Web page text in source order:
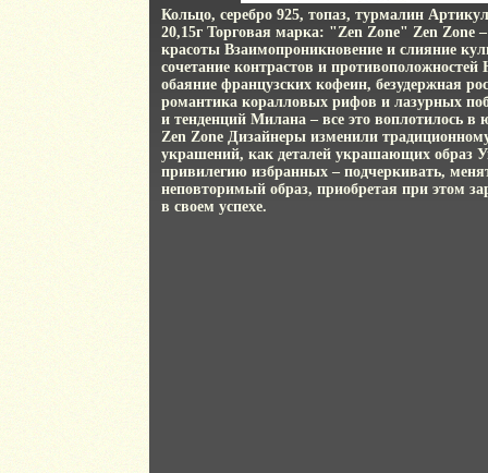
Кольцо, серебро 925, топаз, турмалин
20,15г Торговая марка: "Zen Zone" Zen Zone
красоты Взаимопроникновение и слияние
сочетание контрастов и противоположностей
обаяние французских кофеин, безудержная
романтика коралловых рифов и лазурных
и тенденций Милана – все это воплотилось
Zen Zone Дизайнеры изменили
украшений, как деталей украшающих образ
привилегию избранных – подчеркивать,
неповторимый образ, приобретая при этом
в своем успехе.